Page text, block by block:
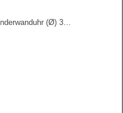
Cander Berlin MNU 1030 Kinderwanduhr (Ø) 30,5 cm Kinder Wanduhr mit lautlosem Uhrenwerk und farbenfrohem Design – Ablesen der Uhrzeit lernen